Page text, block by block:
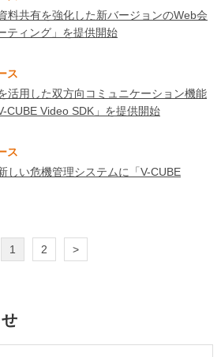
料共有を強化した新バージョンのWeb会
ティング」を提供開始
ス
活用した双方向コミュニケーション機能
CUBE Video SDK」を提供開始
ス
しい危機管理システムに「V-CUBE
1 2 >